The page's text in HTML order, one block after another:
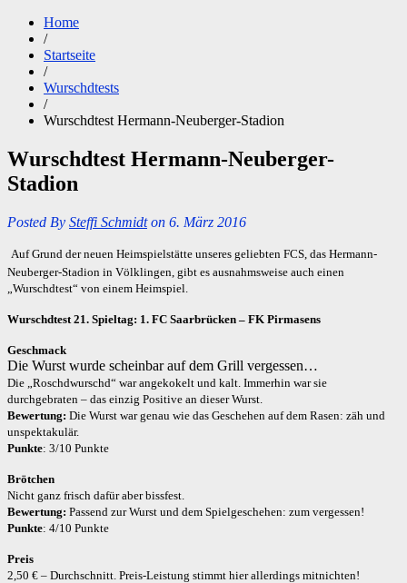
Home
/
Startseite
/
Wurschdtests
/
Wurschdtest Hermann-Neuberger-Stadion
Wurschdtest Hermann-Neuberger-
Stadion
Posted By Steffi Schmidton 6. März 2016
Auf Grund der neuen Heimspielstätte unseres geliebten FCS, das Hermann-
Neuberger-Stadion in Völklingen, gibt es ausnahmsweise auch einen
„Wurschdtest“ von einem Heimspiel.
Wurschdtest 21. Spieltag: 1. FC Saarbrücken – FK Pirmasens
Geschmack
Die Wurst wurde scheinbar auf dem Grill vergessen…
Die „Roschdwurschd“ war angekokelt und kalt. Immerhin war sie
durchgebraten – das einzig Positive an dieser Wurst.
Bewertung: Die Wurst war genau wie das Geschehen auf dem Rasen: zäh und
unspektakulär.
Punkte: 3/10 Punkte
Brötchen
Nicht ganz frisch dafür aber bissfest.
Bewertung: Passend zur Wurst und dem Spielgeschehen: zum vergessen!
Punkte: 4/10 Punkte
Preis
2,50 € – Durchschnitt. Preis-Leistung stimmt hier allerdings mitnichten!